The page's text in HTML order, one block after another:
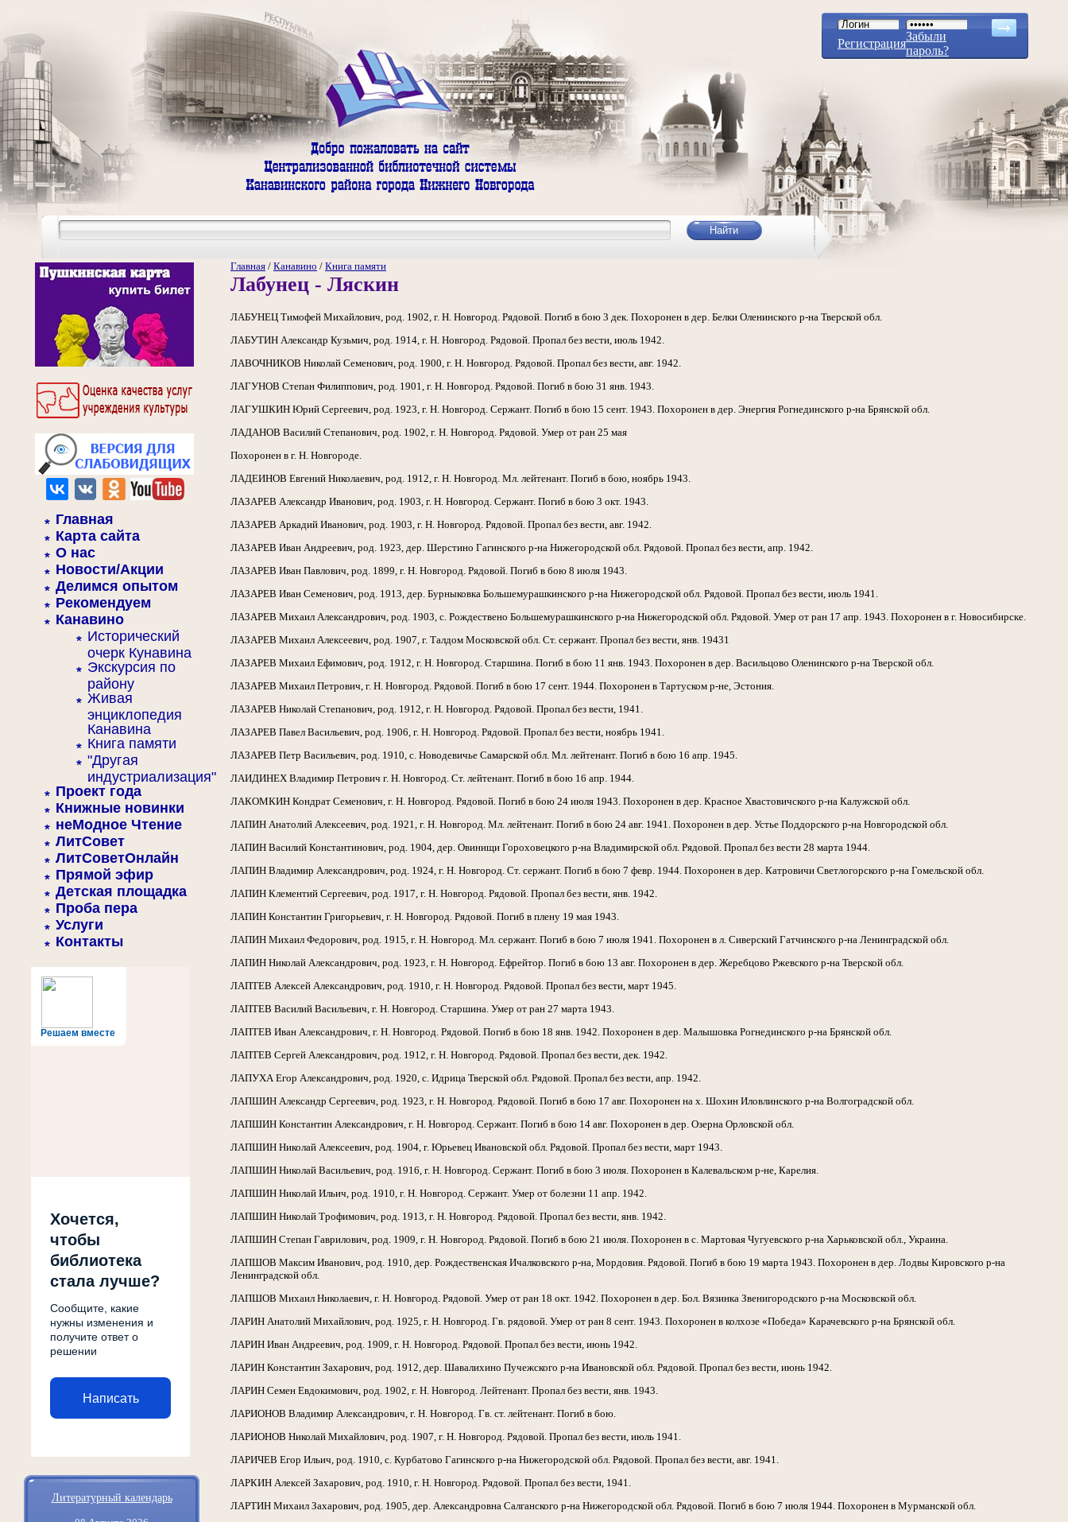
Регистрация
Забыли
пароль?
Главная
Карта сайта
О нас
Новости/Акции
Делимся опытом
Рекомендуем
Канавино
Исторический
очерк Кунавина
Экскурсия по
району
Живая
энциклопедия
Канавина
Книга памяти
"Другая
индустриализация"
Проект года
Книжные новинки
неМодное Чтение
ЛитСовет
ЛитСоветОнлайн
Прямой эфир
Детская площадка
Проба пера
Услуги
Контакты
Решаем вместе
Хочется,
чтобы
библиотека
стала лучше?
Сообщите, какие
нужны изменения и
получите ответ о
решении
Написать
Литературный календарь
Главная / Канавино / Книга памяти
Лабунец - Ляскин
ЛАБУНЕЦ Тимофей Михайлович, род. 1902, г. Н. Новгород. Рядовой. Погиб в бою 3 дек. Похоронен в дер. Белки Оленинского р-на Тверской обл.
ЛАБУТИН Александр Кузьмич, род. 1914, г. Н. Новгород. Рядовой. Пропал без вести, июль 1942.
ЛАВОЧНИКОВ Николай Семенович, род. 1900, г. Н. Новгород. Рядовой. Пропал без вести, авг. 1942.
ЛАГУНОВ Степан Филиппович, род. 1901, г. Н. Новгород. Рядовой. Погиб в бою 31 янв. 1943.
ЛАГУШКИН Юрий Сергеевич, род. 1923, г. Н. Новгород. Сержант. Погиб в бою 15 сент. 1943. Похоронен в дер. Энергия Рогнединского р-на Брянской обл.
ЛАДАНОВ Василий Степанович, род. 1902, г. Н. Новгород. Рядовой. Умер от ран 25 мая
Похоронен в г. Н. Новгороде.
ЛАДЕИНОВ Евгений Николаевич, род. 1912, г. Н. Новгород. Мл. лейтенант. Погиб в бою, ноябрь 1943.
ЛАЗАРЕВ Александр Иванович, род. 1903, г. Н. Новгород. Сержант. Погиб в бою 3 окт. 1943.
ЛАЗАРЕВ Аркадий Иванович, род. 1903, г. Н. Новгород. Рядовой. Пропал без вести, авг. 1942.
ЛАЗАРЕВ Иван Андреевич, род. 1923, дер. Шерстино Гагинского р-на Нижегородской обл. Рядовой. Пропал без вести, апр. 1942.
ЛАЗАРЕВ Иван Павлович, род. 1899, г. Н. Новгород. Рядовой. Погиб в бою 8 июля 1943.
ЛАЗАРЕВ Иван Семенович, род. 1913, дер. Бурныковка Большемурашкинского р-на Нижегородской обл. Рядовой. Пропал без вести, июль 1941.
ЛАЗАРЕВ Михаил Александрович, род. 1903, с. Рождествено Большемурашкинского р-на Нижегородской обл. Рядовой. Умер от ран 17 апр. 1943. Похоронен в г. Новосибирске.
ЛАЗАРЕВ Михаил Алексеевич, род. 1907, г. Талдом Московской обл. Ст. сержант. Пропал без вести, янв. 19431
ЛАЗАРЕВ Михаил Ефимович, род. 1912, г. Н. Новгород. Старшина. Погиб в бою 11 янв. 1943. Похоронен в дер. Васильцово Оленинского р-на Тверской обл.
ЛАЗАРЕВ Михаил Петрович, г. Н. Новгород. Рядовой. Погиб в бою 17 сент. 1944. Похоронен в Тартуском р-не, Эстония.
ЛАЗАРЕВ Николай Степанович, род. 1912, г. Н. Новгород. Рядовой. Пропал без вести, 1941.
ЛАЗАРЕВ Павел Васильевич, род. 1906, г. Н. Новгород. Рядовой. Пропал без вести, ноябрь 1941.
ЛАЗАРЕВ Петр Васильевич, род. 1910, с. Новодевичье Самарской обл. Мл. лейтенант. Погиб в бою 16 апр. 1945.
ЛАИДИНЕХ Владимир Петрович г. Н. Новгород. Ст. лейтенант. Погиб в бою 16 апр. 1944.
ЛАКОМКИН Кондрат Семенович, г. Н. Новгород. Рядовой. Погиб в бою 24 июля 1943. Похоронен в дер. Красное Хвастовичского р-на Калужской обл.
ЛАПИН Анатолий Алексеевич, род. 1921, г. Н. Новгород. Мл. лейтенант. Погиб в бою 24 авг. 1941. Похоронен в дер. Устье Поддорского р-на Новгородской обл.
ЛАПИН Василий Константинович, род. 1904, дер. Овинищи Гороховецкого р-на Владимирской обл. Рядовой. Пропал без вести 28 марта 1944.
ЛАПИН Владимир Александрович, род. 1924, г. Н. Новгород. Ст. сержант. Погиб в бою 7 февр. 1944. Похоронен в дер. Катровичи Светлогорского р-на Гомельской обл.
ЛАПИН Клементий Сергеевич, род. 1917, г. Н. Новгород. Рядовой. Пропал без вести, янв. 1942.
ЛАПИН Константин Григорьевич, г. Н. Новгород. Рядовой. Погиб в плену 19 мая 1943.
ЛАПИН Михаил Федорович, род. 1915, г. Н. Новгород. Мл. сержант. Погиб в бою 7 июля 1941. Похоронен в л. Сиверский Гатчинского р-на Ленинградской обл.
ЛАПИН Николай Александрович, род. 1923, г. Н. Новгород. Ефрейтор. Погиб в бою 13 авг. Похоронен в дер. Жеребцово Ржевского р-на Тверской обл.
ЛАПТЕВ Алексей Александрович, род. 1910, г. Н. Новгород. Рядовой. Пропал без вести, март 1945.
ЛАПТЕВ Василий Васильевич, г. Н. Новгород. Старшина. Умер от ран 27 марта 1943.
ЛАПТЕВ Иван Александрович, г. Н. Новгород. Рядовой. Погиб в бою 18 янв. 1942. Похоронен в дер. Малышовка Рогнединского р-на Брянской обл.
ЛАПТЕВ Сергей Александрович, род. 1912, г. Н. Новгород. Рядовой. Пропал без вести, дек. 1942.
ЛАПУХА Егор Александрович, род. 1920, с. Идрица Тверской обл. Рядовой. Пропал без вести, апр. 1942.
ЛАПШИН Александр Сергеевич, род. 1923, г. Н. Новгород. Рядовой. Погиб в бою 17 авг. Похоронен на х. Шохин Иловлинского р-на Волгоградской обл.
ЛАПШИН Константин Александрович, г. Н. Новгород. Сержант. Погиб в бою 14 авг. Похоронен в дер. Озерна Орловской обл.
ЛАПШИН Николай Алексеевич, род. 1904, г. Юрьевец Ивановской обл. Рядовой. Пропал без вести, март 1943.
ЛАПШИН Николай Васильевич, род. 1916, г. Н. Новгород. Сержант. Погиб в бою 3 июля. Похоронен в Калевальском р-не, Карелия.
ЛАПШИН Николай Ильич, род. 1910, г. Н. Новгород. Сержант. Умер от болезни 11 апр. 1942.
ЛАПШИН Николай Трофимович, род. 1913, г. Н. Новгород. Рядовой. Пропал без вести, янв. 1942.
ЛАПШИН Степан Гаврилович, род. 1909, г. Н. Новгород. Рядовой. Погиб в бою 21 июля. Похоронен в с. Мартовая Чугуевского р-на Харьковской обл., Украина.
ЛАПШОВ Максим Иванович, род. 1910, дер. Рождественская Ичалковского р-на, Мордовия. Рядовой. Погиб в бою 19 марта 1943. Похоронен в дер. Лодвы Кировского р-на
Ленинградской обл.
ЛАПШОВ Михаил Николаевич, г. Н. Новгород. Рядовой. Умер от ран 18 окт. 1942. Похоронен в дер. Бол. Вязинка Звенигородского р-на Московской обл.
ЛАРИН Анатолий Михайлович, род. 1925, г. Н. Новгород. Гв. рядовой. Умер от ран 8 сент. 1943. Похоронен в колхозе «Победа» Карачевского р-на Брянской обл.
ЛАРИН Иван Андреевич, род. 1909, г. Н. Новгород. Рядовой. Пропал без вести, июнь 1942.
ЛАРИН Константин Захарович, род. 1912, дер. Шавалихино Пучежского р-на Ивановской обл. Рядовой. Пропал без вести, июнь 1942.
ЛАРИН Семен Евдокимович, род. 1902, г. Н. Новгород. Лейтенант. Пропал без вести, янв. 1943.
ЛАРИОНОВ Владимир Александрович, г. Н. Новгород. Гв. ст. лейтенант. Погиб в бою.
ЛАРИОНОВ Николай Михайлович, род. 1907, г. Н. Новгород. Рядовой. Пропал без вести, июль 1941.
ЛАРИЧЕВ Егор Ильич, род. 1910, с. Курбатово Гагинского р-на Нижегородской обл. Рядовой. Пропал без вести, авг. 1941.
ЛАРКИН Алексей Захарович, род. 1910, г. Н. Новгород. Рядовой. Пропал без вести, 1941.
ЛАРТИН Михаил Захарович, род. 1905, дер. Александровна Салганского р-на Нижегородской обл. Рядовой. Погиб в бою 7 июля 1944. Похоронен в Мурманской обл.